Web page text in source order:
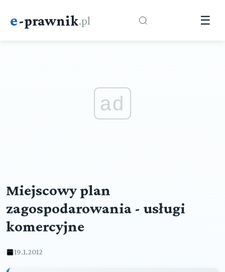
e-prawnik.pl ☰
ad
Miejscowy plan
zagospodarowania - usługi
komercyjne
19.1.2012